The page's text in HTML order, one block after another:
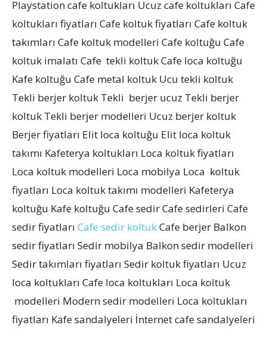
Playstation cafe koltukları Ucuz cafe koltukları Cafe
koltukları fiyatları Cafe koltuk fiyatları Cafe koltuk
takımları Cafe koltuk modelleri Cafe koltuğu Cafe
koltuk imalatı Cafe tekli koltuk Cafe loca koltuğu
Kafe koltuğu Cafe metal koltuk Ucu tekli koltuk
Tekli berjer koltuk Tekli berjer ucuz Tekli berjer
koltuk Tekli berjer modelleri Ucuz berjer koltuk
Berjer fiyatları Elit loca koltuğu Elit loca koltuk
takımı Kafeterya koltukları Loca koltuk fiyatları
Loca koltuk modelleri Loca mobilya Loca koltuk
fiyatları Loca koltuk takımı modelleri Kafeterya
koltuğu Kafe koltuğu Cafe sedir Cafe sedirleri Cafe
sedir fiyatları Cafe sedir koltukCafe berjer Balkon
sedir fiyatları Sedir mobilya Balkon sedir modelleri
Sedir takımları fiyatları Sedir koltuk fiyatları Ucuz
loca koltukları Cafe loca koltukları Loca koltuk
modelleri Modern sedir modelleri Loca koltukları
fiyatları Kafe sandalyeleri İnternet cafe sandalyeleri